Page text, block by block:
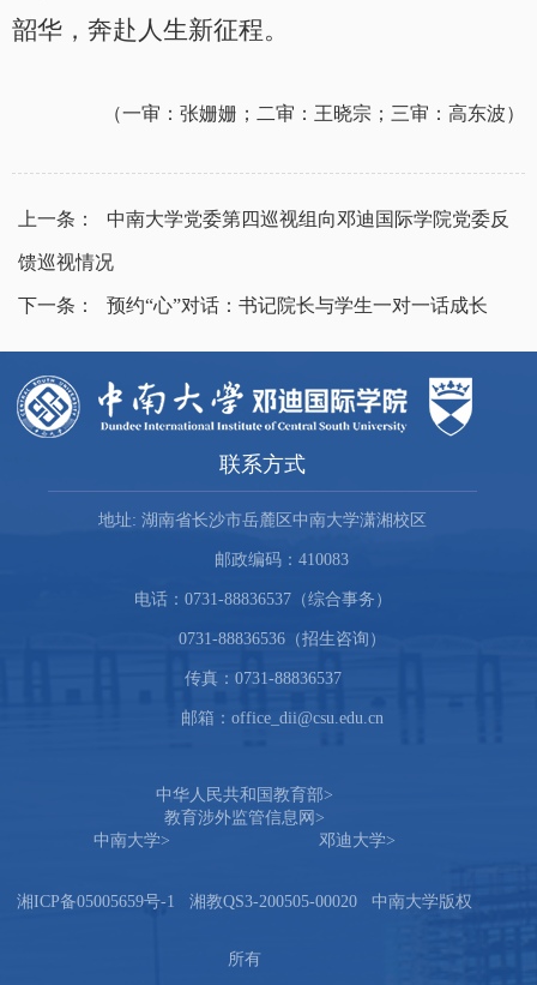
韶华，奔赴人生新征程。
（一审：张姗姗；二审：王晓宗；三审：高东波）
上一条： 中南大学党委第四巡视组向邓迪国际学院党委反
馈巡视情况
下一条： 预约“心”对话：书记院长与学生一对一话成长
联系方式
地址: 湖南省长沙市岳麓区中南大学潇湘校区
邮政编码：410083
电话：0731-88836537（综合事务）
0731-88836536（招生咨询）
传真：0731-88836537
邮箱：office_dii@csu.edu.cn
中华人民共和国教育部>
教育涉外监管信息网 >
中南大学> 邓迪大学>
湘ICP备05005659号-1 湘教QS3-200505-00020 中南大学版权
所有